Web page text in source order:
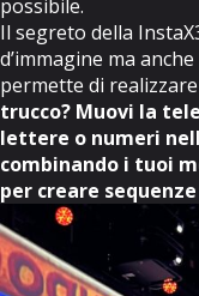
possibile.
Il segreto della
d’immagine ma
permette di
trucco? Muovi la
lettere o numeri
combinando i tuoi
per creare